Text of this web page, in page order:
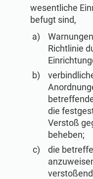
wesentliche
befugt sind,
Richtlinie
die
Verstoß
beheben;
die